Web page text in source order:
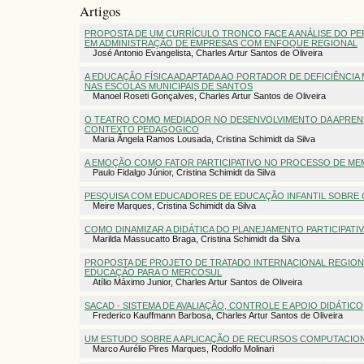
Artigos
PROPOSTA DE UM CURRÍCULO TRONCO FACE A ANÁLISE DO
EM ADMINISTRAÇÃO DE EMPRESAS COM ENFOQUE REGIONAL
José Antonio Evangelista, Charles Artur Santos de Oliveira
A EDUCAÇÃO FÍSICA ADAPTADA AO PORTADOR DE DEFICIÊNCIA
NAS ESCOLAS MUNICIPAIS DE SANTOS
Manoel Roseti Gonçalves, Charles Artur Santos de Oliveira
O TEATRO COMO MEDIADOR NO DESENVOLVIMENTO DA
CONTEXTO PEDAGÓGICO
Maria Ângela Ramos Lousada, Cristina Schimidt da Silva
A EMOÇÃO COMO FATOR PARTICIPATIVO NO PROCESSO DE
Paulo Fidalgo Júnior, Cristina Schimidt da Silva
PESQUISA COM EDUCADORES DE EDUCAÇÃO INFANTIL SOBRE
Meire Marques, Cristina Schimidt da Silva
COMO DINAMIZAR A DIDÁTICA DO PLANEJAMENTO
Marilda Massucatto Braga, Cristina Schimidt da Silva
PROPOSTA DE PROJETO DE TRATADO INTERNACIONAL
EDUCAÇÃO PARA O MERCOSUL
Atílio Máximo Junior, Charles Artur Santos de Oliveira
SACAD - SISTEMA DE AVALIAÇÃO, CONTROLE E APOIO DIDÁTICO
Frederico Kauffmann Barbosa, Charles Artur Santos de Oliveira
UM ESTUDO SOBRE A APLICAÇÃO DE RECURSOS
Marco Aurélio Pires Marques, Rodolfo Molinari